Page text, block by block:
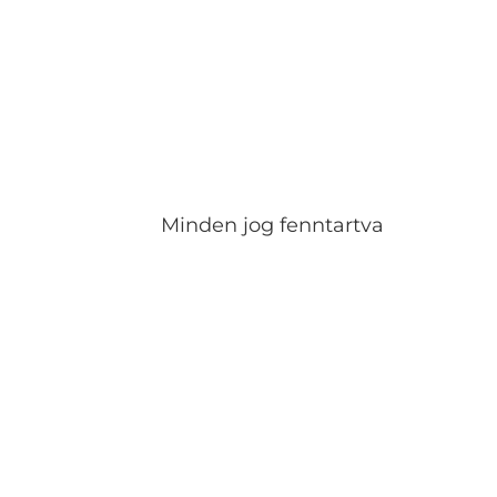
Minden jog fenntartva